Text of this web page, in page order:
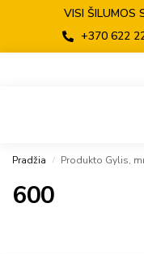
VISI ŠILUMOS
+370 622
Pradžia / Produkto Gylis,
600